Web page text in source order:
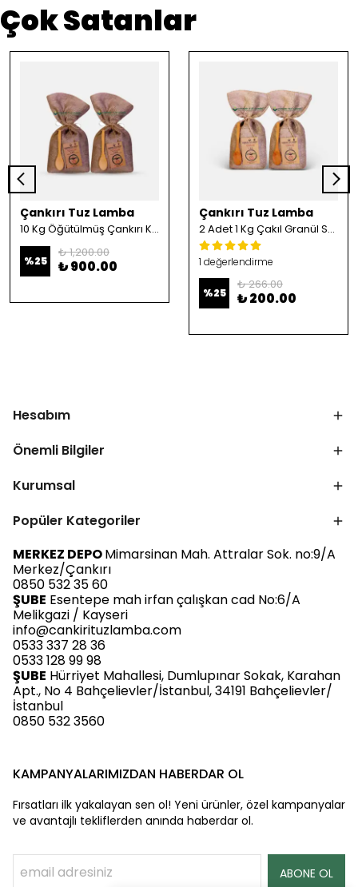
Çok Satanlar
Çankırı Tuz Lamba
10 Kg Öğütülmüş Çankırı Kristal Kaya Tuzu
%25
₺ 1,200.00
₺ 900.00
Çankırı Tuz Lamba
2 Adet 1 Kg Çakıl Granül Sofrada Öğütme Tuzu
1 değerlendirme
%25
₺ 266.00
₺ 200.00
Hesabım
Önemli Bilgiler
Kurumsal
Popüler Kategoriler
MERKEZ DEPOMimarsinan Mah. Attralar Sok. no:9/A
Merkez/Çankırı
0850 532 35 60
ŞUBE Esentepe mah irfan çalışkan cad No:6/A
Melikgazi / Kayseri
info@cankirituzlamba.com
0533 337 28 36
0533 128 99 98
ŞUBE Hürriyet Mahallesi, Dumlupınar Sokak, Karahan
Apt., No 4 Bahçelievler/İstanbul, 34191 Bahçelievler/
İstanbul
0850 532 3560
KAMPANYALARIMIZDAN HABERDAR OL
Fırsatları ilk yakalayan sen ol! Yeni ürünler, özel kampanyalar
ve avantajlı tekliflerden anında haberdar ol.
ABONE OL